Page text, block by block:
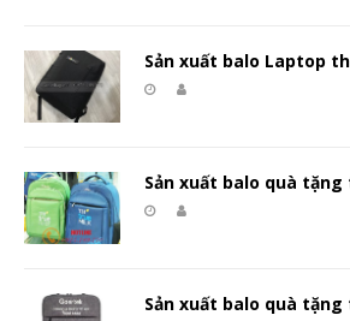
Sản xuất balo Laptop
Sản xuất balo quà tặng
Sản xuất balo quà tặng